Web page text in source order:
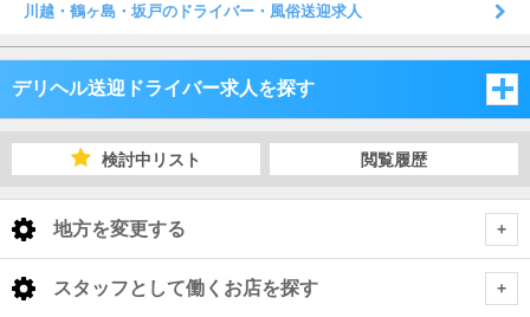
川越・鶴ヶ島・坂戸のドライバー・風俗送迎求人
デリヘル送迎ドライバー求人を探す
埼玉県
検討中リスト 閲覧履歴
地方を変更する
< 全国トップ
スタッフとして働くお店を探す